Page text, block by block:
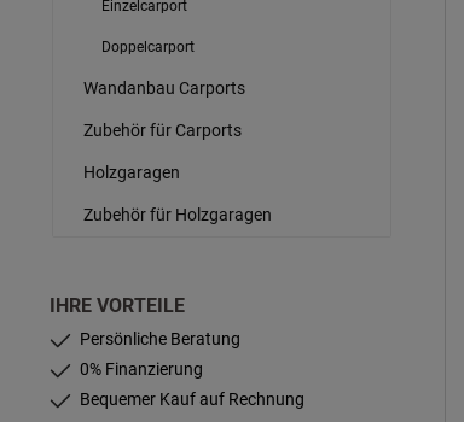
Einzelcarport
Doppelcarport
Wandanbau Carports
Zubehör für Carports
Holzgaragen
Zubehör für Holzgaragen
IHRE VORTEILE
Persönliche Beratung
0% Finanzierung
Bequemer Kauf auf Rechnung